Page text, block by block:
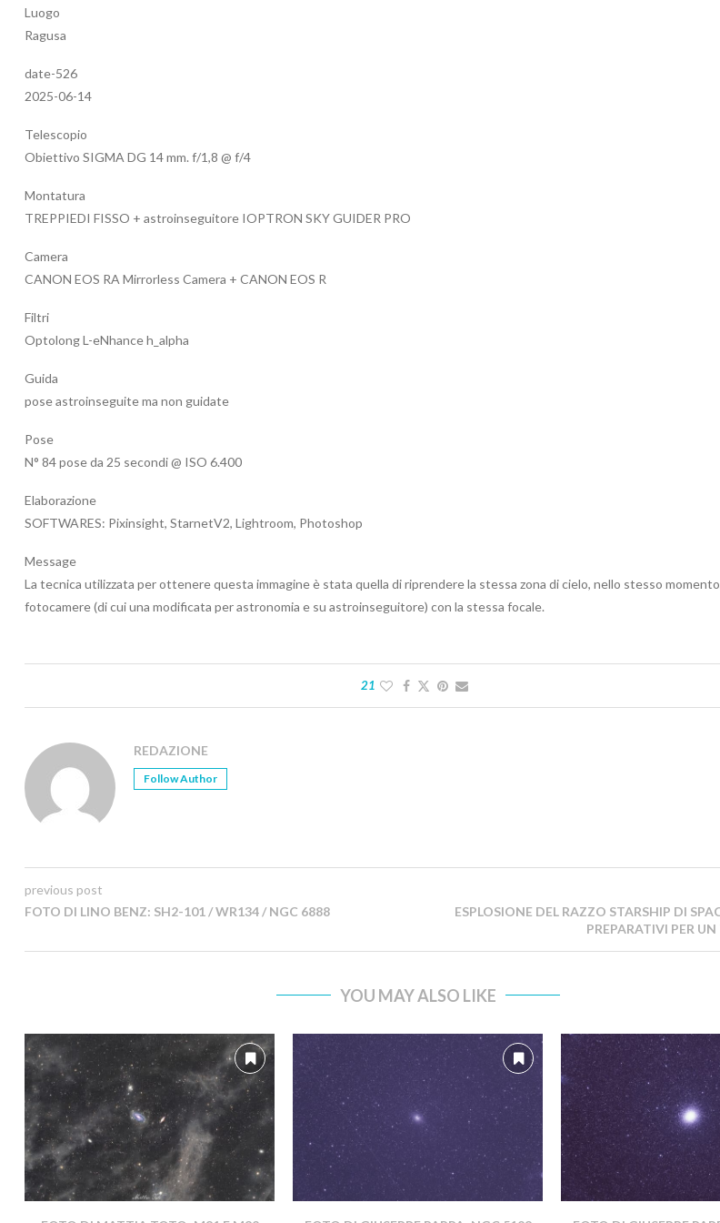
Luogo
Ragusa
date-526
2025-06-14
Telescopio
Obiettivo SIGMA DG 14 mm. f/1,8 @ f/4
Montatura
TREPPIEDI FISSO + astroinseguitore IOPTRON SKY GUIDER PRO
Camera
CANON EOS RA Mirrorless Camera + CANON EOS R
Filtri
Optolong L-eNhance h_alpha
Guida
pose astroinseguite ma non guidate
Pose
N° 84 pose da 25 secondi @ ISO 6.400
Elaborazione
SOFTWARES: Pixinsight, StarnetV2, Lightroom, Photoshop
Message
La tecnica utilizzata per ottenere questa immagine è stata quella di riprendere la stessa zona di cielo, nello stesso
fotocamere (di cui una modificata per astronomia e su astroinseguitore) con la stessa focale.
21
REDAZIONE
Follow Author
previous post
FOTO DI LINO BENZ: SH2-101 / WR134 / NGC 6888
ESPLOSIONE DEL RAZZO STARSHIP DI
PREPARATIVI PER
YOU MAY ALSO LIKE